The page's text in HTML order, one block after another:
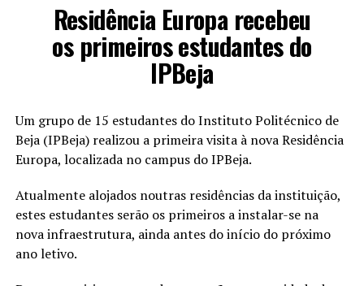
Residência Europa recebeu
os primeiros estudantes do
IPBeja
Um grupo de 15 estudantes do Instituto Politécnico de
Beja (IPBeja) realizou a primeira visita à nova Residência
Europa, localizada no campus do IPBeja.
Atualmente alojados noutras residências da instituição,
estes estudantes serão os primeiros a instalar-se na
nova infraestrutura, ainda antes do início do próximo
ano letivo.